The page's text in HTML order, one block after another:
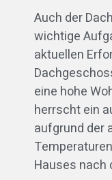
Auch der
wichtige
aktuellen
eine hohe
herrscht ein
aufgrund der
Hauses nach